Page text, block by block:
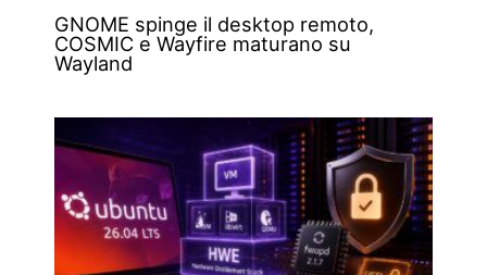
GNOME spinge il desktop remoto,
COSMIC e Wayfire maturano su
Wayland